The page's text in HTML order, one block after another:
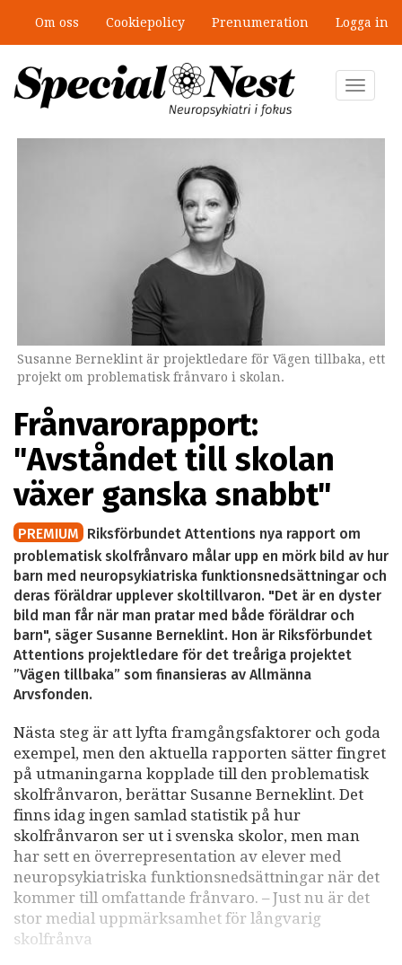
huvudinnehåll
Om oss Cookiepolicy Prenumeration Logga in
Toggle
Susanne Berneklint är projektledare för Vägen tillbaka, ett
projekt om problematisk frånvaro i skolan.
Frånvarorapport:
"Avståndet till skolan
växer ganska snabbt"
PREMIUM Riksförbundet Attentions nya rapport om
problematisk skolfrånvaro målar upp en mörk bild av hur
barn med neuropsykiatriska funktionsnedsättningar och
deras föräldrar upplever skoltillvaron. "Det är en dyster
bild man får när man pratar med både föräldrar och
barn", säger Susanne Berneklint. Hon är Riksförbundet
Attentions projektledare för det treåriga projektet
”Vägen tillbaka” som finansieras av Allmänna
Arvsfonden.
Nästa steg är att lyfta framgångsfaktorer och goda
exempel, men den aktuella rapporten sätter fingret
på utmaningarna kopplade till den problematisk
skolfrånvaron, berättar Susanne Berneklint. Det
finns idag ingen samlad statistik på hur
skolfrånvaron ser ut i svenska skolor, men man
har sett en överrepresentation av elever med
neuropsykiatriska funktionsnedsättningar när det
kommer till omfattande frånvaro. – Just nu är det
stor medial uppmärksamhet för långvarig
skolfrånva
”Jobbet gick bra – just därför togs
stödet bort”